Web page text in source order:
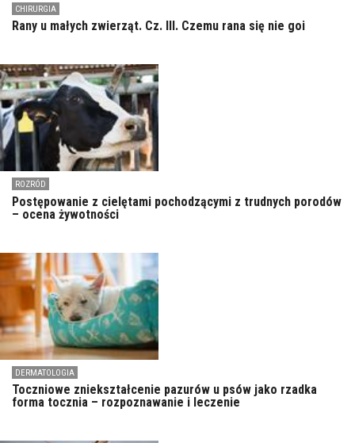
CHIRURGIA
Rany u małych zwierząt. Cz. III. Czemu rana się nie goi
ROZRÓD
Postępowanie z cielętami pochodzącymi z trudnych porodów
– ocena żywotności
DERMATOLOGIA
Toczniowe zniekształcenie pazurów u psów jako rzadka
forma tocznia – rozpoznawanie i leczenie